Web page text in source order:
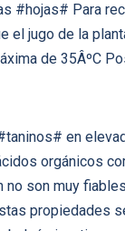
Para
el jugo de la
de 35ÂºC
en
orgánicos
son muy
propiedades